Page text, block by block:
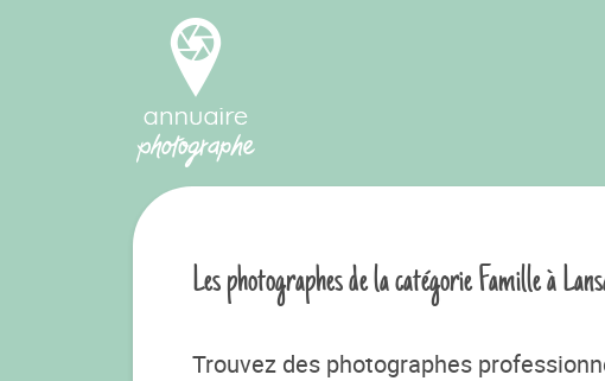
Les photographes de la catégorie Famille à
Trouvez des photographes